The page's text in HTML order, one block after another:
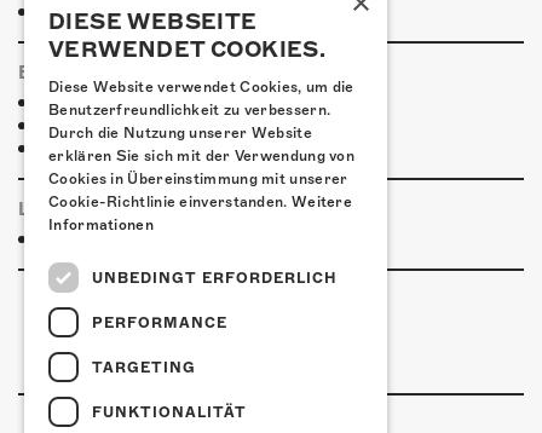
Weitere Unterkünfte
ESSENSTIPPS
Pier 11
Restaurant Kreuz
Pittaria
LINKS & PARTNER
DIESE WEBSEITE
VERWENDET COOKIES.
Diese Website verwendet Cookies, um die
Benutzerfreundlichkeit zu verbessern.
Durch die Nutzung unserer Website
erklären Sie sich mit der Verwendung von
Cookies in Übereinstimmung mit unserer
Cookie-Richtlinie einverstanden. Weitere
Informationen
UNBEDINGT ERFORDERLICH
PERFORMANCE
TARGETING
FUNKTIONALITÄT